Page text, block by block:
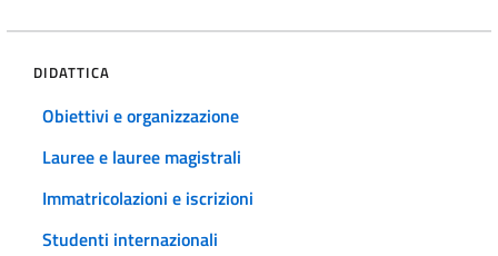
DIDATTICA
Obiettivi e organizzazione
Lauree e lauree magistrali
Immatricolazioni e iscrizioni
Studenti internazionali